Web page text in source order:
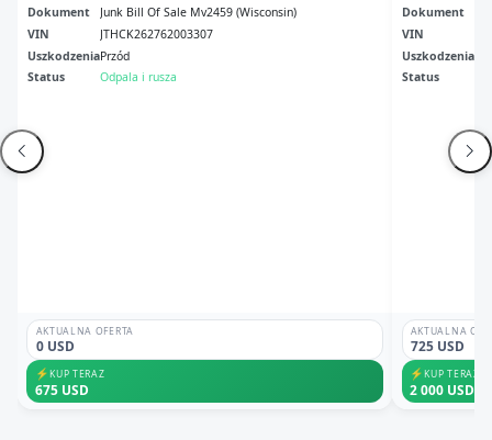
Dokument
Junk Bill Of Sale Mv2459 (Wisconsin)
VIN
JTHCK262762003307
UszkodzeniaPrzód
Status
Odpala i rusza
AKTUALNA OFERTA
0 USD
⚡KUP TERAZ
675 USD
Dokument
VIN
Uszkodzenia
Status
AKTUALNA
725 USD
⚡KUP TERAZ
2 000 USD